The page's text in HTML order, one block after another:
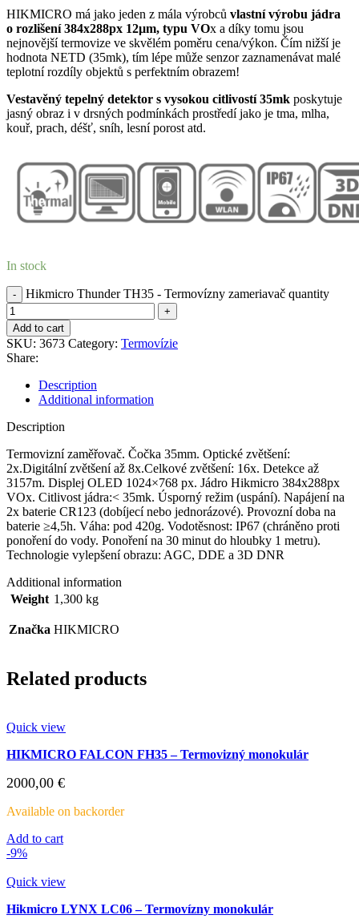
HIKMICRO má jako jeden z mála výrobců vlastní výrobu jádra
o rozlišení 384x288px 12µm, typu VOx a díky tomu jsou
nejnovější termovize ve skvělém poměru cena/výkon. Čím nižší je
hodnota NETD (35mk), tím lépe může senzor zaznamenávat malé
teplotní rozdíly objektů s perfektním obrazem!
Vestavěný tepelný detektor s vysokou citlivostí 35mk poskytuje
jasný obraz i v drsných podmínkách prostředí jako je tma, mlha,
kouř, prach, déšť, sníh, lesní porost atd.
In stock
Hikmicro Thunder TH35 - Termovízny zameriavač quantity
Add to cart
SKU: 3673 Category: Termovízie
Share:
Description
Additional information
Description
Termovizní zaměřovač. Čočka 35mm. Optické zvětšení:
2x.Digitální zvětšení až 8x.Celkové zvětšení: 16x. Detekce až
3157m. Displej OLED 1024×768 px. Jádro Hikmicro 384x288px
VOx. Citlivost jádra:< 35mk. Úsporný režim (uspání). Napájení na
2x baterie CR123 (dobíjecí nebo jednorázové). Provozní doba na
baterie ≥4,5h. Váha: pod 420g. Vodotěsnost: IP67 (chráněno proti
ponoření do vody. Ponoření na 30 minut do hloubky 1 metru).
Technologie vylepšení obrazu: AGC, DDE a 3D DNR
Additional information
Weight 1,300 kg
Značka HIKMICRO
Related products
Quick view
HIKMICRO FALCON FH35 – Termovizný monokulár
2000,00 €
Available on backorder
Add to cart
-9%
Quick view
Hikmicro LYNX LC06 – Termovízny monokulár